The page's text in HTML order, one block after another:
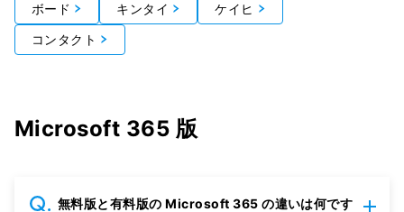
ボード
キンタイ
ケイヒ
コンタクト
Microsoft 365 版
無料版と有料版の Microsoft 365 の違いは何です